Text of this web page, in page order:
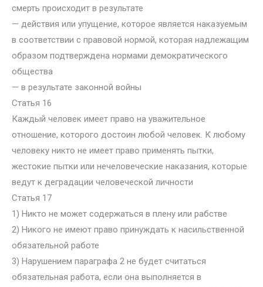
смерть происходит в результате
— действия или упущение, которое является наказуемым
в соответствии с правовой нормой, которая надлежащим
образом подтверждена нормами демократического
общества
— в результате законной войны
Статья 16
Каждый человек имеет право на уважительное
отношение, которого достоин любой человек. К любому
человеку никто не имеет право применять пытки,
жестокие пытки или нечеловеческие наказания, которые
ведут к деградации человеческой личности
Статья 17
1) Никто не может содержаться в плену или рабстве
2) Никого не имеют право принуждать к насильственной
обязательной работе
3) Нарушением параграфа 2 не будет считаться
обязательная работа, если она выполняется в